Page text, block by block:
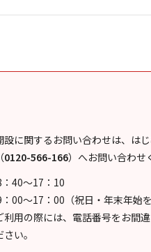
設に関するお問い合わせは、は
（0120-566-166） へお問い合わせ
40～17：10
00～17：00（祝日・年末年始を
利用の際には、電話番号をお間
さい。